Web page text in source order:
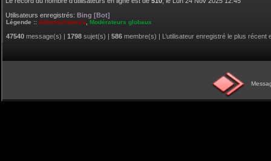
Utilisateurs enregistrés: Bing [Bot]
Légende :: Administrateurs Modérateurs globaux
47540 message(s) | 1798 sujet(s) | 586 membre(s) | L’utilisateur enregistré le plus récent